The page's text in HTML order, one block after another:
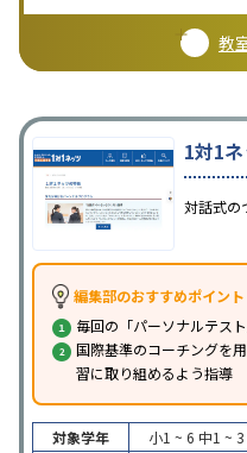
教
1対1
対話式の
編集部のおすすめポイント
毎回の「パーソナルテス
国際基準のコーチングを
習に取り組めるよう指導
対象学年 小1 ~ 6 中1 ~ 3